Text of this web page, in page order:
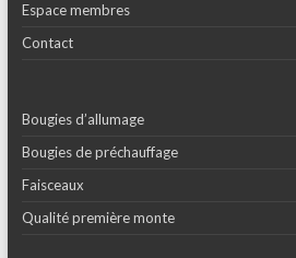
Espace membres
Contact
Bougies d’allumage
Bougies de préchauffage
Faisceaux
Qualité première monte